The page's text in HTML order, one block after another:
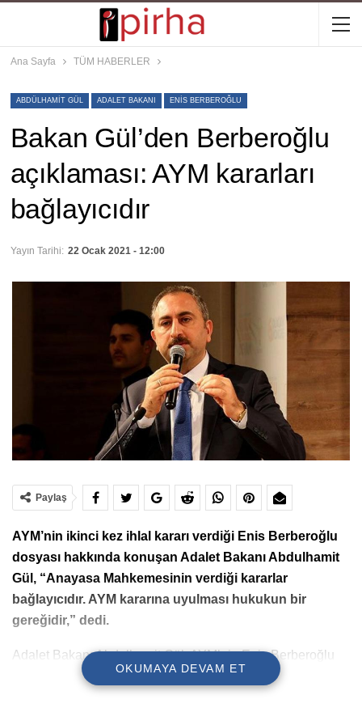
Ana Sayfa TÜM HABERLER
ABDÜLHAMIT GÜL ADALET BAKANI ENIS BERBEROĞLU
Bakan Gül’den Berberoğlu
açıklaması: AYM kararları
bağlayıcıdır
Yayın Tarihi: 22 Ocak 2021 - 12:00
Paylaş
AYM’nin ikinci kez ihlal kararı verdiği Enis Berberoğlu
dosyası hakkında konuşan Adalet Bakanı Abdulhamit
Gül, “Anayasa Mahkemesinin verdiği kararlar
bağlayıcıdır. AYM kararına uyulması hukukun bir
gereğidir,” dedi.
Adalet Bakanı Abdulhamit Gül, AYM’nin Enis Berberoğlu
için 2. ihlal kararına ilişkin yaptığı değerlendirmede
OKUMAYA DEVAM ET